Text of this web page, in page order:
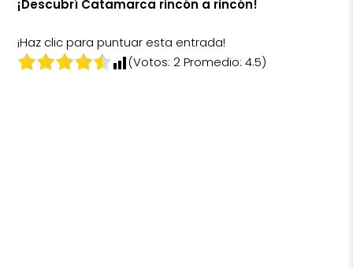
¡Descubrí Catamarca rincón a rincón!
¡Haz clic para puntuar esta entrada!
(Votos:2Promedio:4.5)